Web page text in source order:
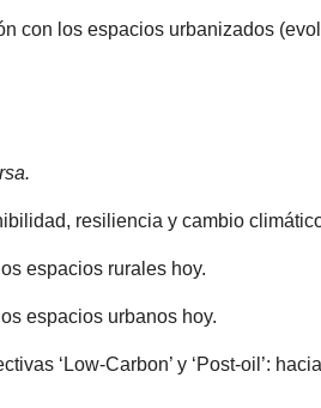
con los espacios urbanizados
resiliencia y cambio
espacios rurales hoy.
espacios urbanos hoy.
‘Low-Carbon’ y ‘Post-oil’: